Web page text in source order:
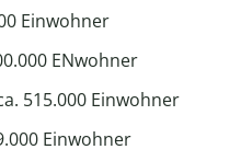
Einwohner
ENwohner
515.000 Einwohner
Einwohner